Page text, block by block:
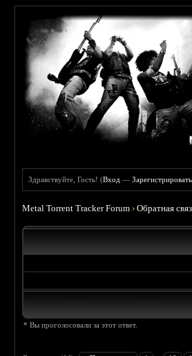
Здравствуйте, Гость! (Вход —
Metal Torrent Tracker Forum ›Обратная
* Вы проголосовали за этот ответ.